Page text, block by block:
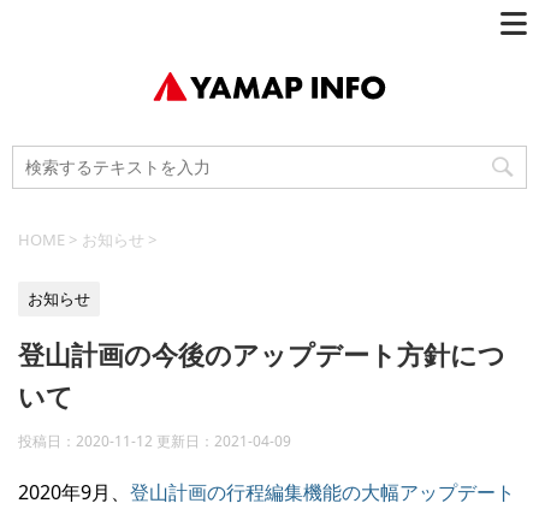
HOME > お知らせ >
お知らせ
登山計画の今後のアップデート方針につ
いて
投稿日：2020-11-12 更新日： 2021-04-09
2020年9月、 登山計画の行程編集機能の大幅アップデート